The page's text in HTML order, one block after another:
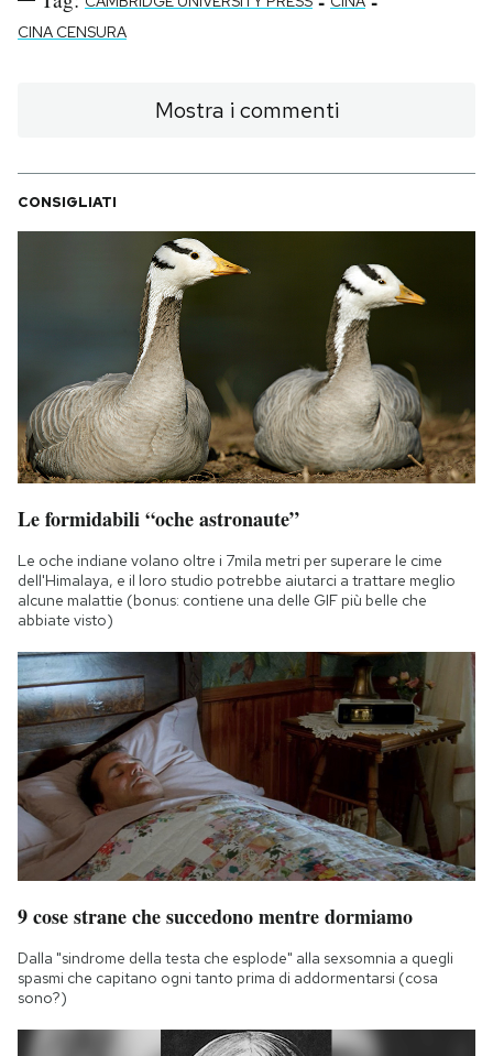
CINA CENSURA
Mostra i commenti
CONSIGLIATI
Le formidabili “oche astronaute”
Le oche indiane volano oltre i 7mila metri per superare le cime
dell'Himalaya, e il loro studio potrebbe aiutarci a trattare meglio
alcune malattie (bonus: contiene una delle GIF più belle che
abbiate visto)
9 cose strane che succedono mentre dormiamo
Dalla "sindrome della testa che esplode" alla sexsomnia a quegli
spasmi che capitano ogni tanto prima di addormentarsi (cosa
sono?)